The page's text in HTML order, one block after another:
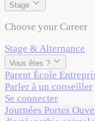
Stage
Choose your Career
Stage & Alternance
Vous êtes ?
Parent École
Parler à un conseiller
Se connecter
Journées Portes